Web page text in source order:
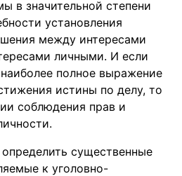
в значительной степени
установления
между интересами
личными. И если
полное выражение
истины по делу, то
соблюдения прав и
существенные
к уголовно-